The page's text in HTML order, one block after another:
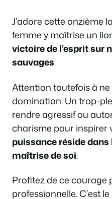
J’adore cette onzième
femme y maîtrise un
victoire de l’esprit sur
sauvages.
Attention toutefois à
domination. Un trop-
rendre agressif ou
charisme pour inspirer
puissance réside
maîtrise de soi.
Profitez de ce courage
professionnelle. C’est